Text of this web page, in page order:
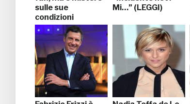
sulle sue
condizioni
Mi…” (LEGGI)